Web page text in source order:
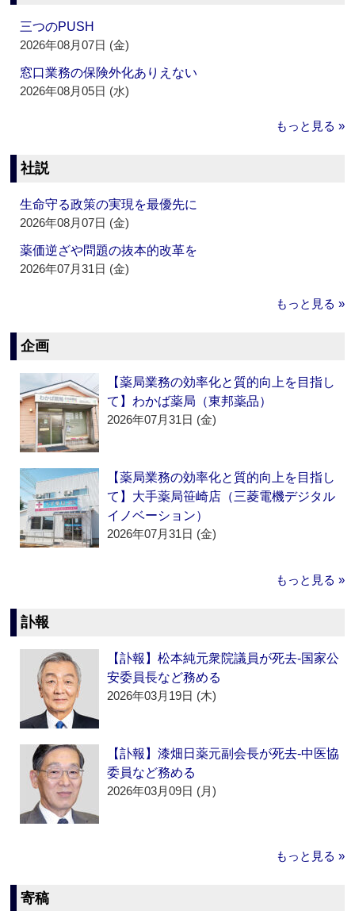
三つのPUSH
2026年08月07日 (金)
窓口業務の保険外化ありえない
2026年08月05日 (水)
もっと見る »
社説
生命守る政策の実現を最優先に
2026年08月07日 (金)
薬価逆ざや問題の抜本的改革を
2026年07月31日 (金)
もっと見る »
企画
【薬局業務の効率化と質的向上を目指し
て】わかば薬局（東邦薬品）
2026年07月31日 (金)
【薬局業務の効率化と質的向上を目指し
て】大手薬局笹崎店（三菱電機デジタル
イノベーション）
2026年07月31日 (金)
もっと見る »
訃報
【訃報】松本純元衆院議員が死去‐国家公
安委員長など務める
2026年03月19日 (木)
【訃報】漆畑日薬元副会長が死去‐中医協
委員など務める
2026年03月09日 (月)
もっと見る »
寄稿